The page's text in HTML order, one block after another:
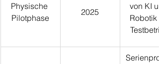
Physische
Pilotphase
2025
von KI
Robotik